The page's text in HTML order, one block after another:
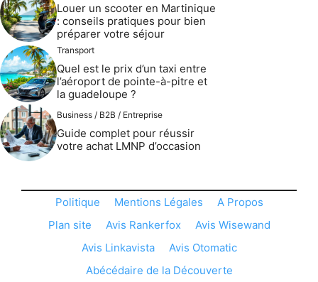
Louer un scooter en Martinique
: conseils pratiques pour bien
préparer votre séjour
Transport
Quel est le prix d’un taxi entre
l’aéroport de pointe-à-pitre et
la guadeloupe ?
Business / B2B / Entreprise
Guide complet pour réussir
votre achat LMNP d’occasion
Politique Mentions Légales
A Propos
Plan site
Avis Rankerfox
Avis Wisewand
Avis Linkavista
Avis Otomatic
Abécédaire de la Découverte